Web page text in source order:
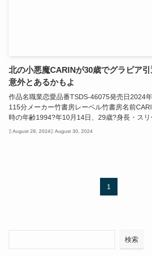
北の小悪魔CARINが30歳でグラビア
意外とあるかもよ
作品名職業恋愛品番TSDS-46075発売日2024
115分メーカー竹書房レーベル竹書房名前
時の年齢1994?年10月14日、29歳?身長・スリ
August 28, 2024 August 30, 2024
1
索
検索